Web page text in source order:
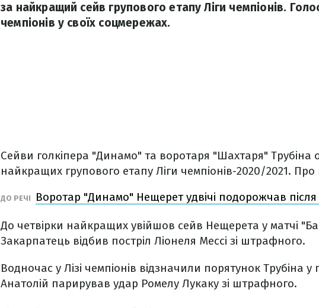
за найкращий сейв групового етапу Ліги чемпіонів.
чемпіонів у своїх соцмережах.
Сейви голкіпера "Динамо" та воротаря "Шахтаря" Трубіна
найкращих групового етапу Ліги чемпіонів-2020/2021. Про
ДО РЕЧІ Воротар "Динамо" Нещерет удвічі подорожчав
До четвірки найкращих увійшов сейв Нещерета у матчі
Закарпатець відбив постріл Ліонеля Мессі зі штрафного.
Водночас у Лізі чемпіонів відзначили порятунок Трубіна у
Анатолій парирував удар Ромелу Лукаку зі штрафного.